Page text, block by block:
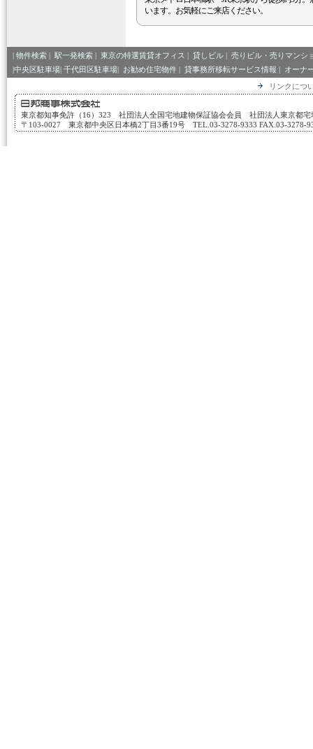
います。お気軽にご来店ください。
| 物件検索 | 駅一発検索 | 東京の特選賃貸オフィス | 貸しビル | 売りビル・売りマンシ
|中央区駐車場| 千代田区駐車場| お勧め住宅物件 | 貸事務所移転サービス情報 | オーナ
リンクにつ
東京都知事免許（16）323 社団法人全国宅地建物保証協会会員 社団法人東京都宅
〒103-0027 東京都中央区日本橋2丁目3番19号 TEL.03-3278-9333 FAX.03-3278-